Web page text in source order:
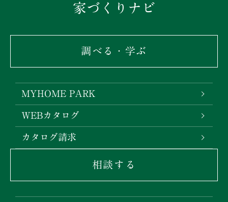
家づくりナビ
調べる・学ぶ
MYHOME PARK
WEBカタログ
カタログ請求
相談する